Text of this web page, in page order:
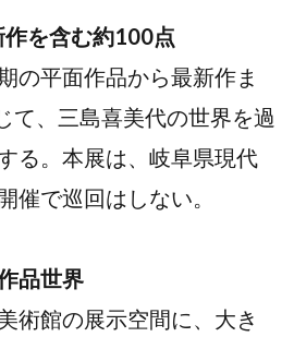
を含む約100点
の平面作品から最新作ま
て、三島喜美代の世界を過
る。本展は、岐阜県現代
催で巡回はしない。
品世界
術館の展示空間に、大き